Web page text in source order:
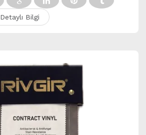
Detaylı Bilgi